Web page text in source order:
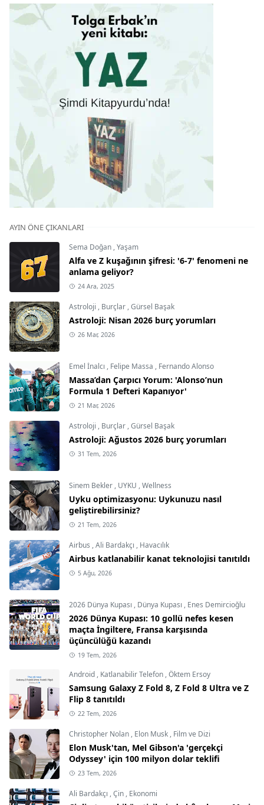
AYIN ÖNE ÇIKANLARI
Sema Doğan ,Yaşam
Alfa ve Z kuşağının şifresi: '6-7' fenomeni ne
anlama geliyor?
24 Ara, 2025
Astroloji , Burçlar ,Gürsel Başak
Astroloji: Nisan 2026 burç yorumları
26 Mar, 2026
Emel İnalcı , Felipe Massa , Fernando Alonso
Massa’dan Çarpıcı Yorum: 'Alonso’nun
Formula 1 Defteri Kapanıyor'
21 Mar, 2026
Astroloji , Burçlar ,Gürsel Başak
Astroloji: Ağustos 2026 burç yorumları
31 Tem, 2026
Sinem Bekler , UYKU ,Wellness
Uyku optimizasyonu: Uykunuzu nasıl
geliştirebilirsiniz?
21 Tem, 2026
Airbus ,Ali Bardakçı , Havacılık
Airbus katlanabilir kanat teknolojisi tanıtıldı
5 Ağu, 2026
2026 Dünya Kupası , Dünya Kupası , Enes Demircioğlu
2026 Dünya Kupası: 10 gollü nefes kesen
maçta İngiltere, Fransa karşısında
üçüncülüğü kazandı
19 Tem, 2026
Android , Katlanabilir Telefon ,Öktem Ersoy
Samsung Galaxy Z Fold 8, Z Fold 8 Ultra ve Z
Flip 8 tanıtıldı
22 Tem, 2026
Christopher Nolan , Elon Musk , Film ve Dizi
Elon Musk'tan, Mel Gibson'a 'gerçekçi
Odyssey' için 100 milyon dolar teklifi
23 Tem, 2026
Ali Bardakçı ,Çin , Ekonomi